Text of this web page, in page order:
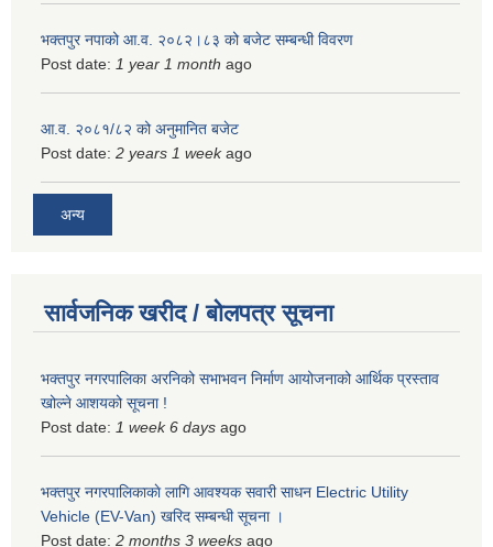
भक्तपुर नपाको आ.व. २०८२।८३ को बजेट सम्बन्धी विवरण
Post date: 1 year 1 month ago
आ.व. २०८१/८२ को अनुमानित बजेट
Post date: 2 years 1 weekago
अन्य
सार्वजनिक खरीद / बोलपत्र सूचना
भक्तपुर नगरपालिका अरनिको सभाभवन निर्माण आयोजनाको आर्थिक प्रस्ताव
खोल्ने आशयको सूचना !
Post date: 1 week 6 days ago
भक्तपुर नगरपालिकाकाे लागि आवश्यक सवारी साधन Electric Utility
Vehicle (EV-Van) खरिद सम्बन्धी सूचना ।
Post date: 2 months 3 weeks ago